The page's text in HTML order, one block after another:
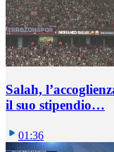
Salah,
il suo stipendio…
01:36